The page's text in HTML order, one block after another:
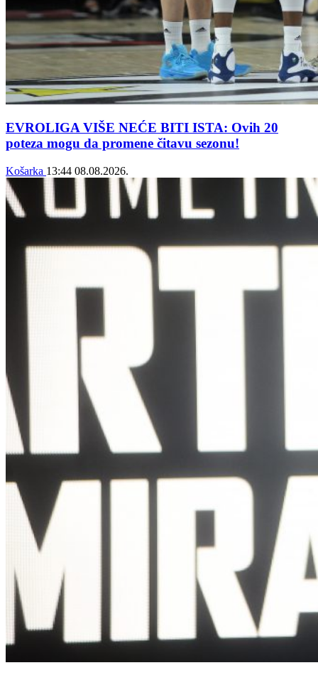
EVROLIGA VIŠE NEĆE BITI ISTA: Ovih 20
poteza mogu da promene čitavu sezonu!
Košarka 13:44 08.08.2026.